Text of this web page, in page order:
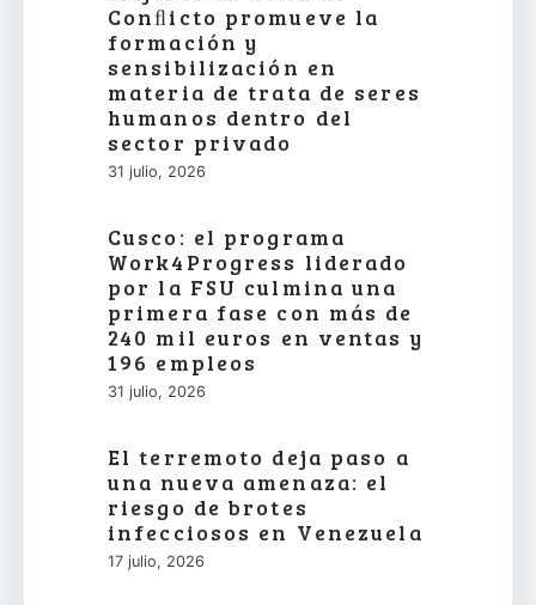
Conﬂicto promueve la
formación y
sensibilización en
materia de trata de seres
humanos dentro del
sector privado
31 julio, 2026
Cusco: el programa
Work4Progress liderado
por la FSU culmina una
primera fase con más de
240 mil euros en ventas y
196 empleos
31 julio, 2026
El terremoto deja paso a
una nueva amenaza: el
riesgo de brotes
infecciosos en Venezuela
17 julio, 2026